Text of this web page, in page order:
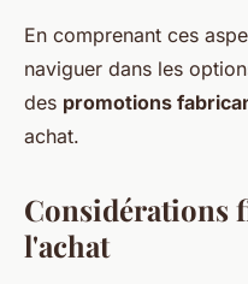
En comprenant ces
naviguer dans les
des promotions
achat.
Considérations
l'achat